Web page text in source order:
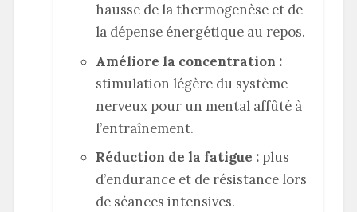
hausse de la thermogenèse et de
la dépense énergétique au repos.
Améliore la concentration :
stimulation légère du système
nerveux pour un mental affûté à
l’entraînement.
Réduction de la fatigue : plus
d’endurance et de résistance lors
de séances intensives.